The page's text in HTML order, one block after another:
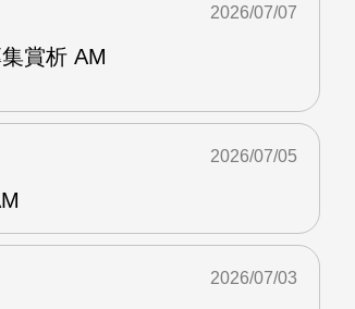
賞析 AM
2026/07/07
2026/07/05
2026/07/03